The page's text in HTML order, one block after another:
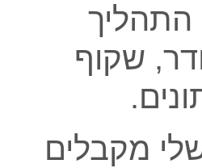
התהליך
שקוף
מקבלים